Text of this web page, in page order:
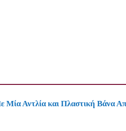
Με Μία Αντλία και Πλαστική Βάνα